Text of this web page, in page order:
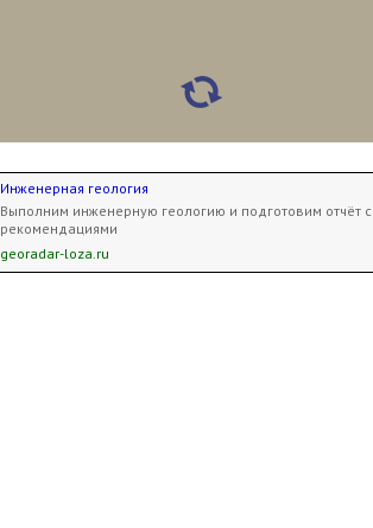
Инженерная геология
Выполним инженерную геологию и подготовим отчёт с
рекомендациями
georadar-loza.ru